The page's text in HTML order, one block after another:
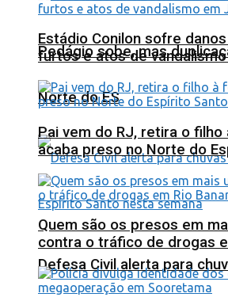
Pedágio sobe, mas
Norte do ES
Defesa Civil alerta para
Estádio Conilon sofre
furtos e atos de
Pai vem do RJ, retira o
acaba preso no Norte do
Quem são os presos em
contra o tráfico de drogas